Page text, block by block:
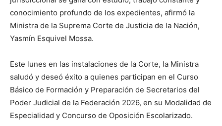
conocimiento profundo de los expedientes, afirmó la
Ministra de la Suprema Corte de Justicia de la Nación,
Yasmín Esquivel Mossa.
Este lunes en las instalaciones de la Corte, la Ministra
saludó y deseó éxito a quienes participan en el Curso
Básico de Formación y Preparación de Secretarios del
Poder Judicial de la Federación 2026, en su Modalidad de
Especialidad y Concurso de Oposición Escolarizado.